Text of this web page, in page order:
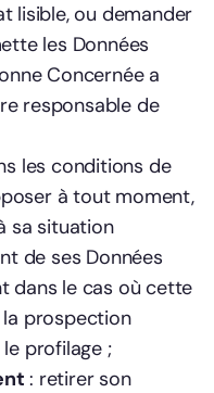
lisible, ou demander
les Données
Concernée a
responsable de
les conditions de
à tout moment,
sa situation
de ses Données
dans le cas où cette
prospection
profilage ;
: retirer son